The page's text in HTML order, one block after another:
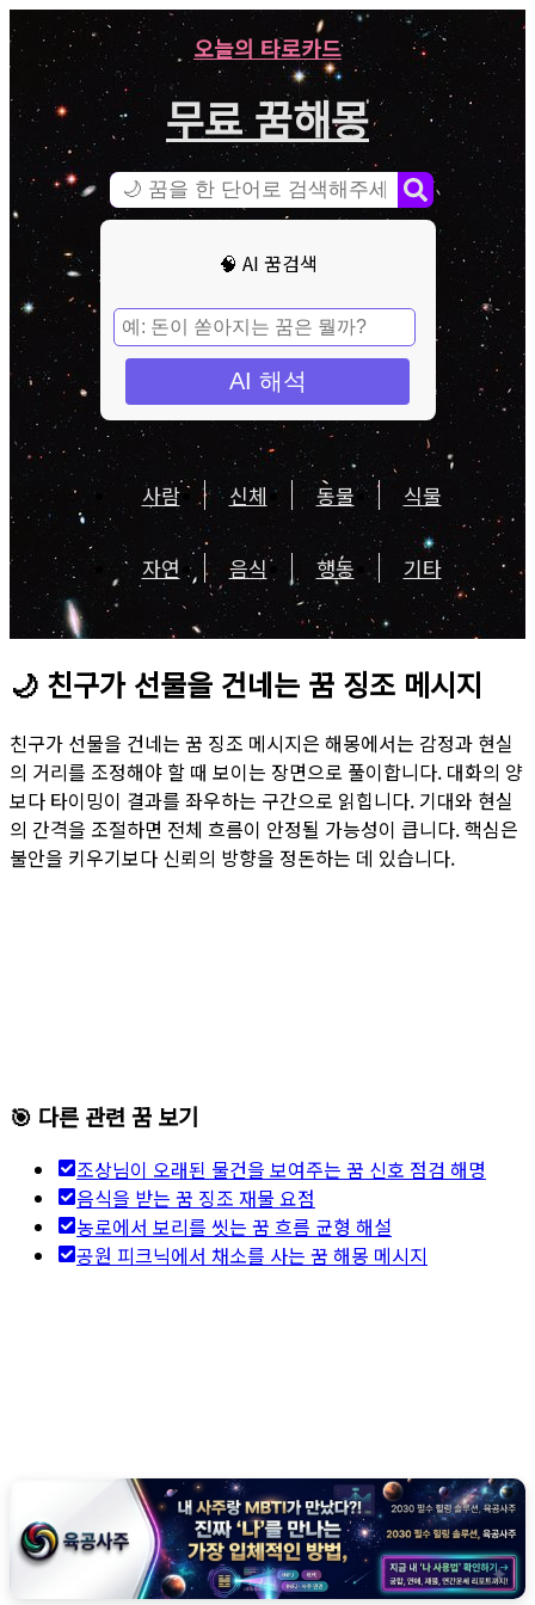
오늘의 타로카드
무료 꿈해몽
🧠 AI 꿈검색
AI 해석
사람 신체 동물 식물
자연 음식 행동 기타
🌙 친구가 선물을 건네는 꿈 징조 메시지
친구가 선물을 건네는 꿈 징조 메시지은 해몽에서는 감정과 현실
의 거리를 조정해야 할 때 보이는 장면으로 풀이합니다. 대화의 양
보다 타이밍이 결과를 좌우하는 구간으로 읽힙니다. 기대와 현실
의 간격을 조절하면 전체 흐름이 안정될 가능성이 큽니다. 핵심은
불안을 키우기보다 신뢰의 방향을 정돈하는 데 있습니다.
🎯 다른 관련 꿈 보기
조상님이 오래된 물건을 보여주는 꿈 신호 점검 해명
음식을 받는 꿈 징조 재물 요점
농로에서 보리를 씻는 꿈 흐름 균형 해설
공원 피크닉에서 채소를 사는 꿈 해몽 메시지